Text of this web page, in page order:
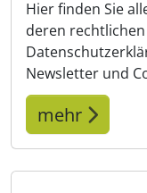
Hier finden Sie
deren
Newsletter und
mehr